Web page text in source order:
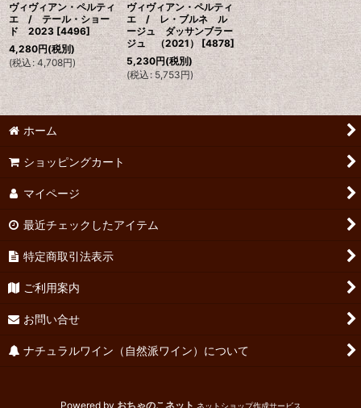
ヴィヴィアン・ペルティ
エ / テール・ショー
ド 2023 [4496]
4,280円(税別)
(税込: 4,708円)
ヴィヴィアン・ペルティ
エ / レ・ブルネ ル
ージュ ダッサンブラー
ジュ （2021）
[4878]
5,230円(税別)
(税込 : 5,753円)
ホーム
ショッピングカート
マイページ
最近チェックしたアイテム
特定商取引法表示
ご利用案内
お問い合せ
ナチュラルワイン（自然派ワイン）について
Powered by おちゃのこネット ネットショップ作成サービス